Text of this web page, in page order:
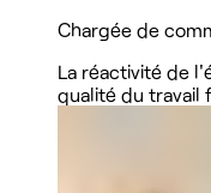
Chargée de
La réactivité de
qualité du travail